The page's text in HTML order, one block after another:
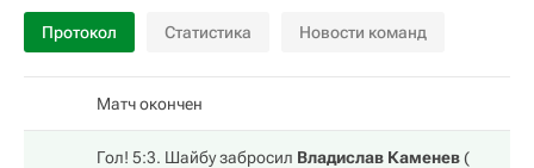
Протокол Статистика Новости команд
Матч окончен
Гол! 5:3. Шайбу забросил Владислав Каменев(